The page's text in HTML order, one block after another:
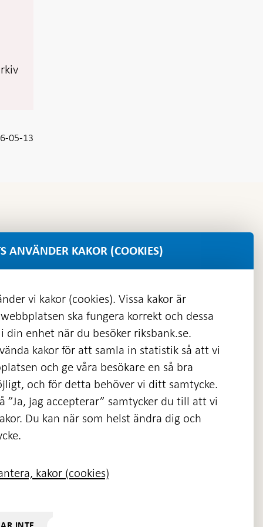
05-13
ANVÄNDER KAKOR (COOKIES)
vi kakor (cookies). Vissa kakor är
ska fungera korrekt och dessa
din enhet när du besöker riksbank.se.
kakor för att samla in statistik så att vi
och ge våra besökare en så bra
och för detta behöver vi ditt samtycke.
”Ja, jag accepterar” samtycker du till att vi
Du kan när som helst ändra dig och
kakor (cookies)